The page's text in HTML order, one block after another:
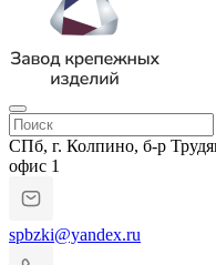
СПб, г. Колпино, б-р
офис 1
spbzki@yandex.ru